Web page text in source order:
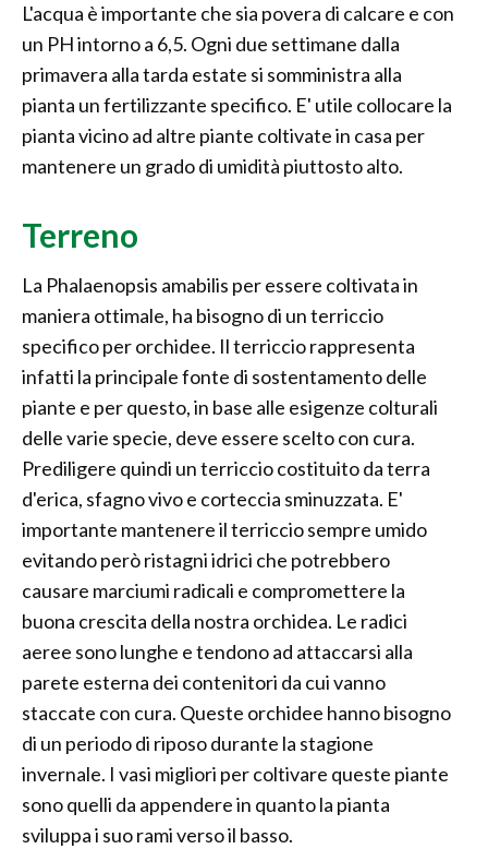
L'acqua è importante che sia povera di calcare e con
un PH intorno a 6,5. Ogni due settimane dalla
primavera alla tarda estate si somministra alla
pianta un fertilizzante specifico. E' utile collocare la
pianta vicino ad altre piante coltivate in casa per
mantenere un grado di umidità piuttosto alto.
Terreno
La Phalaenopsis amabilis per essere coltivata in
maniera ottimale, ha bisogno di un terriccio
specifico per orchidee. Il terriccio rappresenta
infatti la principale fonte di sostentamento delle
piante e per questo, in base alle esigenze colturali
delle varie specie, deve essere scelto con cura.
Prediligere quindi un terriccio costituito da terra
d'erica, sfagno vivo e corteccia sminuzzata. E'
importante mantenere il terriccio sempre umido
evitando però ristagni idrici che potrebbero
causare marciumi radicali e compromettere la
buona crescita della nostra orchidea. Le radici
aeree sono lunghe e tendono ad attaccarsi alla
parete esterna dei contenitori da cui vanno
staccate con cura. Queste orchidee hanno bisogno
di un periodo di riposo durante la stagione
invernale. I vasi migliori per coltivare queste piante
sono quelli da appendere in quanto la pianta
sviluppa i suo rami verso il basso.